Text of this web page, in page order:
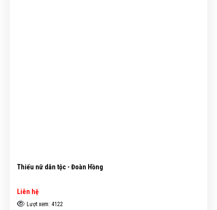
Thiếu nữ dân tộc - Đoàn Hồng
Liên hệ
Lượt xem: 4122